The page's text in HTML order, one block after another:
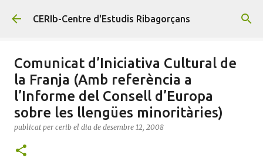
Salta al contingut principal
CERIb-Centre d'Estudis Ribagorçans
Comunicat d’Iniciativa Cultural de
la Franja (Amb referència a
l’Informe del Consell d’Europa
sobre les llengües minoritàries)
publicat per cerib el dia de desembre 12, 2008